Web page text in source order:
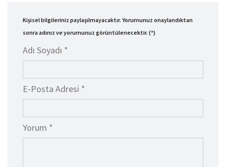
Kişisel bilgileriniz paylaşılmayacaktır. Yorumunuz onaylandıktan
sonra adınız ve yorumunuz görüntülenecektir. (*)
Adı Soyadı *
E-Posta Adresi *
Yorum *